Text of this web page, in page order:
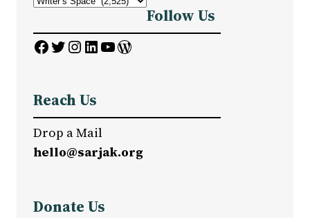
Follow Us
Facebook Twitter InstagramLinkedIn YouTube WordPress
Reach Us
Drop a Mail
hello@sarjak.org
Donate Us